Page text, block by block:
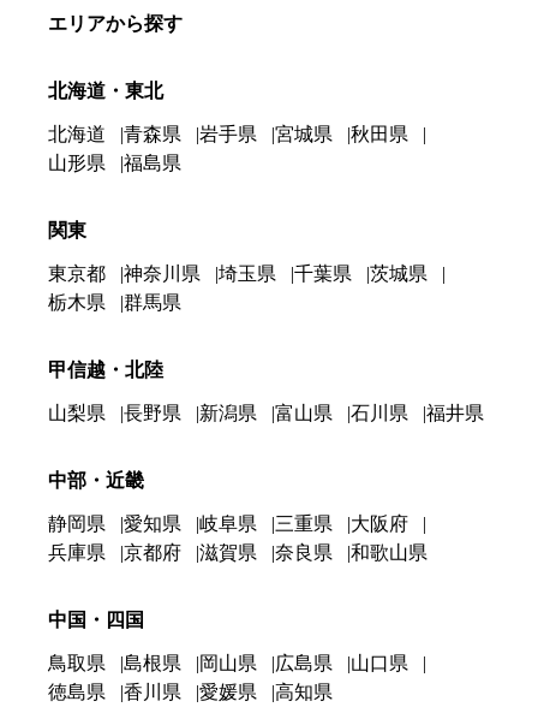
エリアから探す
北海道・東北
北海道 青森県 岩手県 宮城県
秋田県
山形県
福島県
関東
東京都 神奈川県 埼玉県 千葉県
茨城県
栃木県
群馬県
甲信越・北陸
山梨県 長野県 新潟県 富山県 石川県 福井県
中部・近畿
静岡県 愛知県 岐阜県 三重県
大阪府
兵庫県
京都府 滋賀県 奈良県 和歌山県
中国・四国
鳥取県 島根県 岡山県 広島県
山口県
徳島県
香川県 愛媛県 高知県